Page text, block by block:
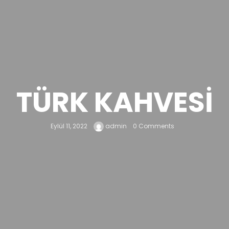
TÜRK KAHVESI
Eylül 11, 2022 admin 0 Comments